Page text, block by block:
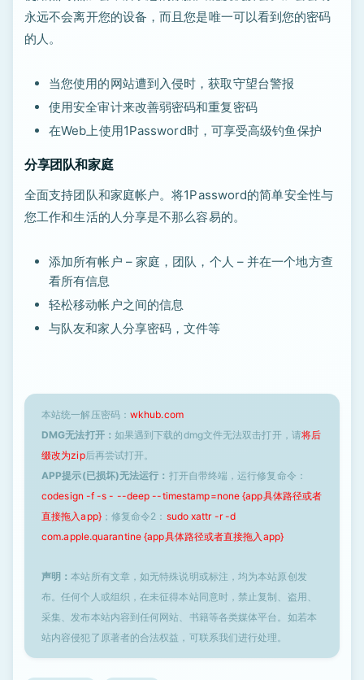
永远不会离开您的设备，而且您是唯一可以看到您的密码
的人。
当您使用的网站遭到入侵时，获取守望台警报
使用安全审计来改善弱密码和重复密码
在Web上使用1Password时，可享受高级钓鱼保护
分享团队和家庭
全面支持团队和家庭帐户。将1Password的简单安全性与
您工作和生活的人分享是不那么容易的。
添加所有帐户 – 家庭，团队，个人 – 并在一个地方查
看所有信息
轻松移动帐户之间的信息
与队友和家人分享密码，文件等
本站统一解压密码： wkhub.com
DMG无法打开： 如果遇到下载的dmg文件无法双击打开，请将后
缀改为zip后再尝试打开。
APP提示(已损坏)无法运行： 打开自带终端，运行修复命令：
codesign -f -s - --deep --timestamp=none {app具体路径或者
直接拖入app}；修复命令2： sudo xattr -r -d
com.apple.quarantine {app具体路径或者直接拖入app}
声明：本站所有文章，如无特殊说明或标注，均为本站原创发
布。任何个人或组织，在未征得本站同意时，禁止复制、盗用、
采集、发布本站内容到任何网站、书籍等各类媒体平台。如若本
站内容侵犯了原著者的合法权益，可联系我们进行处理。